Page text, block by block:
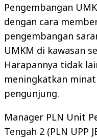
Pengembangan
dengan cara
pengembangan
UMKM di kawasan
Harapannya tidak
meningkatkan
pengunjung.
Manager PLN Unit
Tengah 2 (PLN UPP